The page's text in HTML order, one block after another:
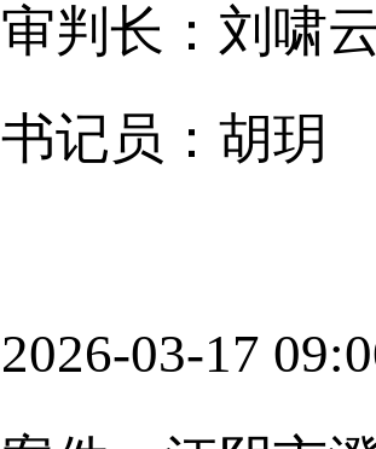
审判长：刘啸
书记员：胡玥
2026-03-17